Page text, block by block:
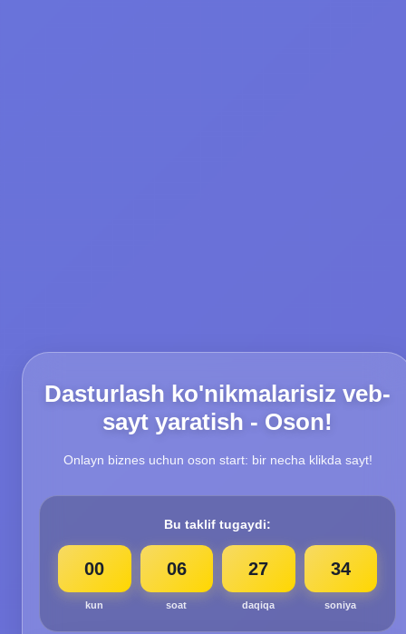
Dasturlash ko'nikmalarisiz veb-
sayt yaratish - Oson!
Onlayn biznes uchun oson start: bir necha klikda sayt!
Bu taklif tugaydi:
00
kun
06
soat
27
daqiqa
33
soniya